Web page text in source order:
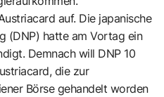
auf. Die japanische
(DNP) hatte am Vortag ein
Demnach will DNP 10
die zur
Börse gehandelt worden